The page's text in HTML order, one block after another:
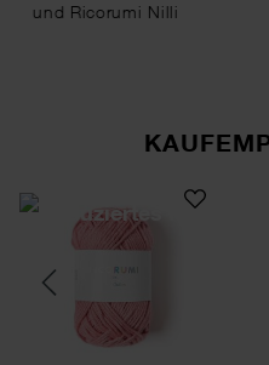
und Ricorumi Nilli
Creative Ricorumi